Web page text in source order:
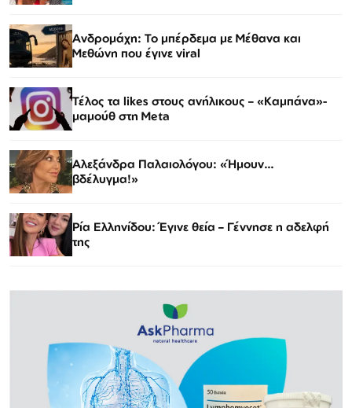
Ανδρομάχη: Το μπέρδεμα με Μέθανα και
Μεθώνη που έγινε viral
Τέλος τα likes στους ανήλικους – «Καμπάνα»-
μαμούθ στη Meta
Αλεξάνδρα Παλαιολόγου: «Ήμουν…
βδέλυγμα!»
Ρία Ελληνίδου: Έγινε θεία – Γέννησε η αδελφή
της